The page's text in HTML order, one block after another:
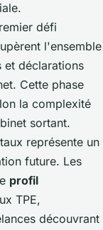
défi
l'ensemble
déclarations
Cette phase
la complexité
sortant.
représente un
future. Les
profil
TPE,
découvrant